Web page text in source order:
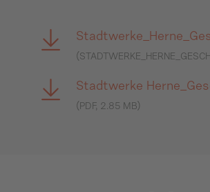
Stadtwerke
(PDF, 2.85 MB)